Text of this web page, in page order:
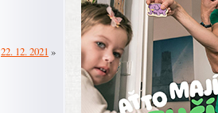
22. 12. 2021 »